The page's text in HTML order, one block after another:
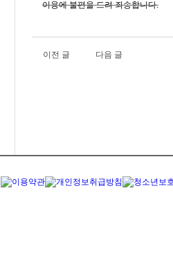
이용에 불편을 드려 죄송합니다.
이전 글 다음 글